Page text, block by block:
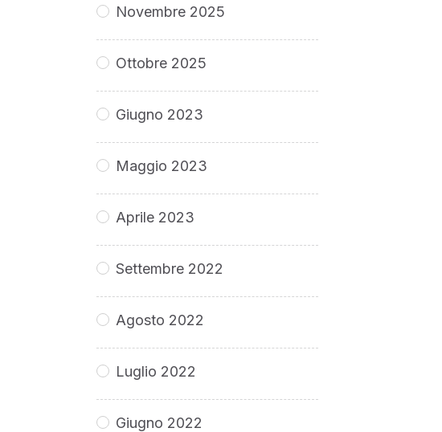
Novembre 2025
Ottobre 2025
Giugno 2023
Maggio 2023
Aprile 2023
Settembre 2022
Agosto 2022
Luglio 2022
Giugno 2022